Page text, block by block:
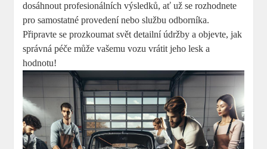
dosáhnout profesionálních výsledků, ⁢ať už se rozhodnete
pro samostatné‌ provedení nebo službu odborníka.
Připravte se prozkoumat svět detailní údržby a objevte,⁤ jak
správná péče může vašemu‍ vozu vrátit jeho lesk a
hodnotu!